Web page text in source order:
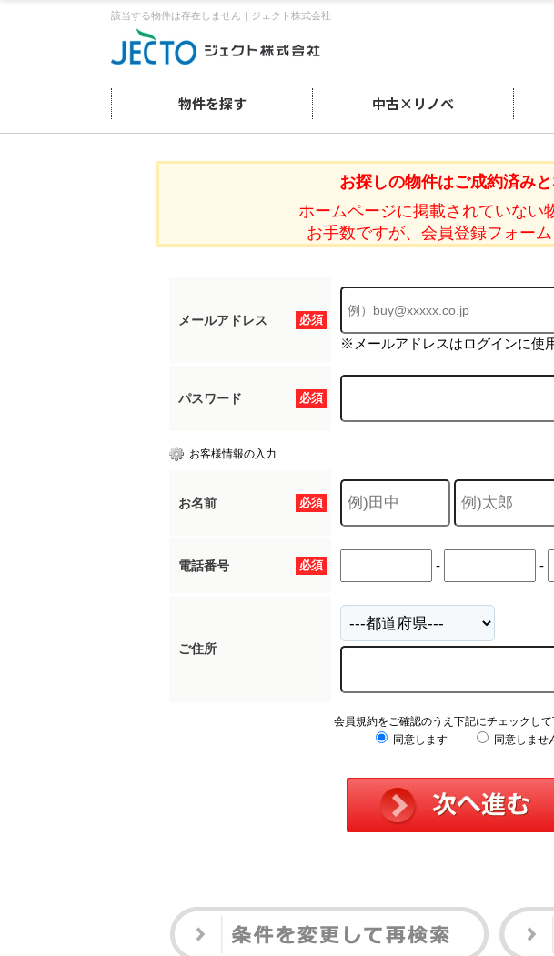
該当する物件は存在しません｜ジェクト株式会社
物件を探す 中古×リノベ
お探しの物件はご成約済みと
ホームページに掲載されていない
お手数ですが、会員登録フォーム
必須
メールアドレス
※メールアドレスはログインに使
必須
パスワード
お客様情報の入力
必須
お名前
必須
電話番号 - -
ご住所
会員規約をご確認のうえ下記にチェックして
同意します
同意しませ